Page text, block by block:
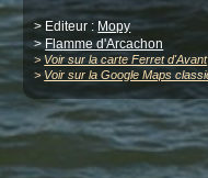
> Editeur : Mopy
>Flamme d'Arcachon
> Voir sur la carte Ferret d'Avant
> Voir sur la Google Maps